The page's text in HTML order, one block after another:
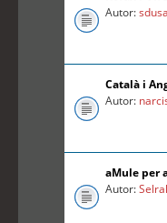
Autor:sdusa
Català i
Autor:
aMule per
Autor: